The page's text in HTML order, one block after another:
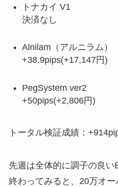
トナカイ V1
決済なし
Alnilam（アルニラム）
+38.9pips(+17,147円)
PegSystem ver2
+50pips(+2,806円)
トータル検証成績：
先週は全体的に調子の良い
終わってみると、20万オ